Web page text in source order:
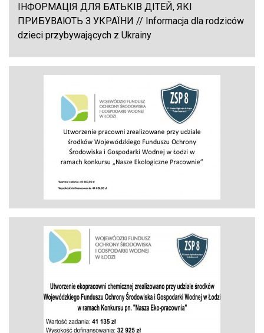
ІНФОРМАЦІЯ ДЛЯ БАТЬКІВ ДІТЕЙ, ЯКІ
ПРИБУВАЮТЬ З УКРАЇНИ // Informacja dla rodziców
dzieci przybywających z Ukrainy